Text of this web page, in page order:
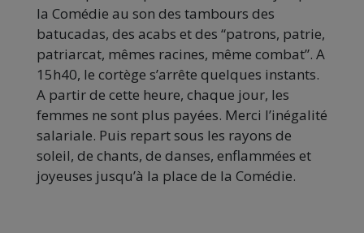
la Comédie au son des tambours des
batucadas, des acabs et des “patrons, patrie,
patriarcat, mêmes racines, même combat”. A
15h40, le cortège s’arrête quelques instants.
A partir de cette heure, chaque jour, les
femmes ne sont plus payées. Merci l’inégalité
salariale. Puis repart sous les rayons de
soleil, de chants, de danses, enflammées et
joyeuses jusqu’à la place de la Comédie.